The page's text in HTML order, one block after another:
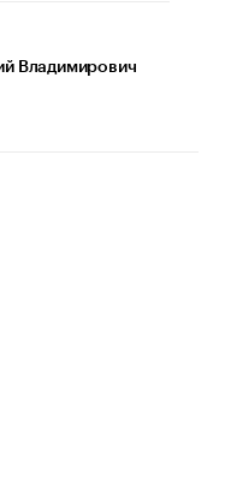
Владимирович